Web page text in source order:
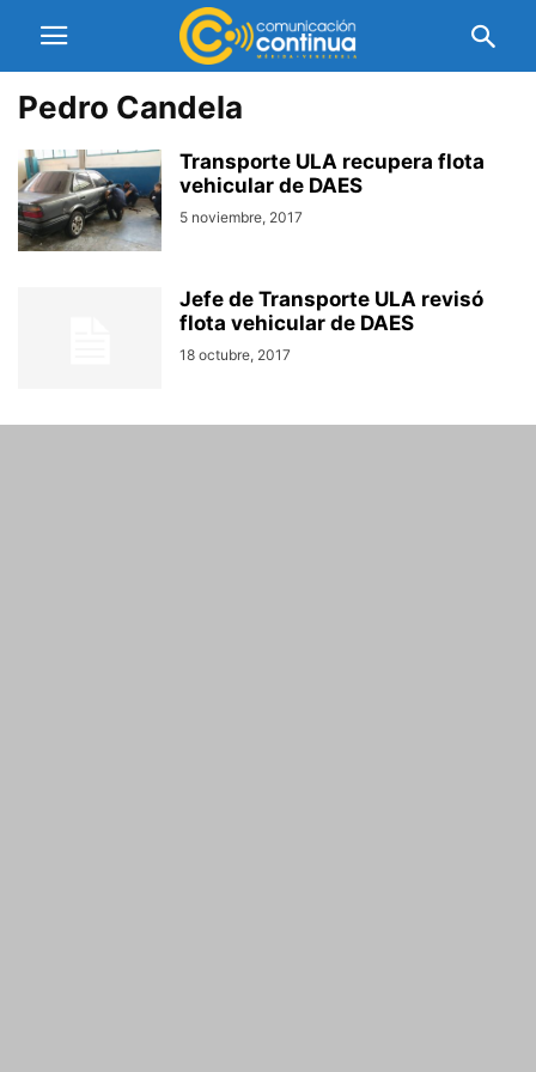
Pedro Candela
Transporte ULA recupera flota
vehicular de DAES
5 noviembre, 2017
Jefe de Transporte ULA revisó
flota vehicular de DAES
18 octubre, 2017